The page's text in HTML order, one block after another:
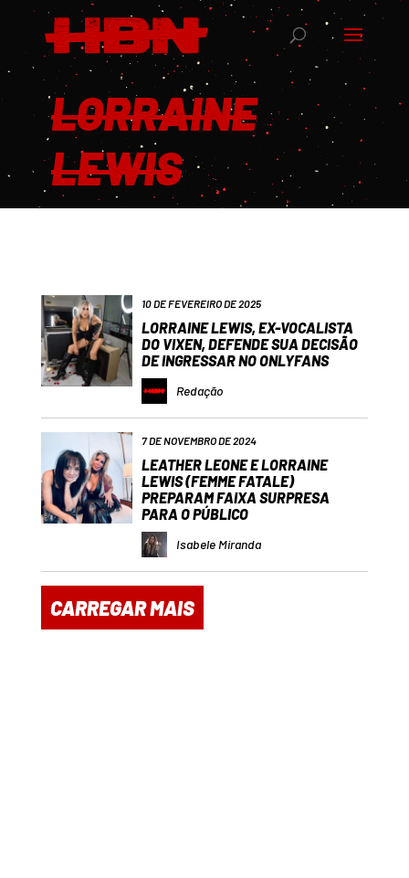
LORRAINE
LEWIS
10 DE FEVEREIRO DE 2025
LORRAINE LEWIS, EX-VOCALISTA
DO VIXEN, DEFENDE SUA DECISÃO
DE INGRESSAR NO ONLYFANS
Redação
7 DE NOVEMBRO DE 2024
LEATHER LEONE E LORRAINE
LEWIS (FEMME FATALE)
PREPARAM FAIXA SURPRESA
PARA O PÚBLICO
Isabele Miranda
CARREGAR MAIS